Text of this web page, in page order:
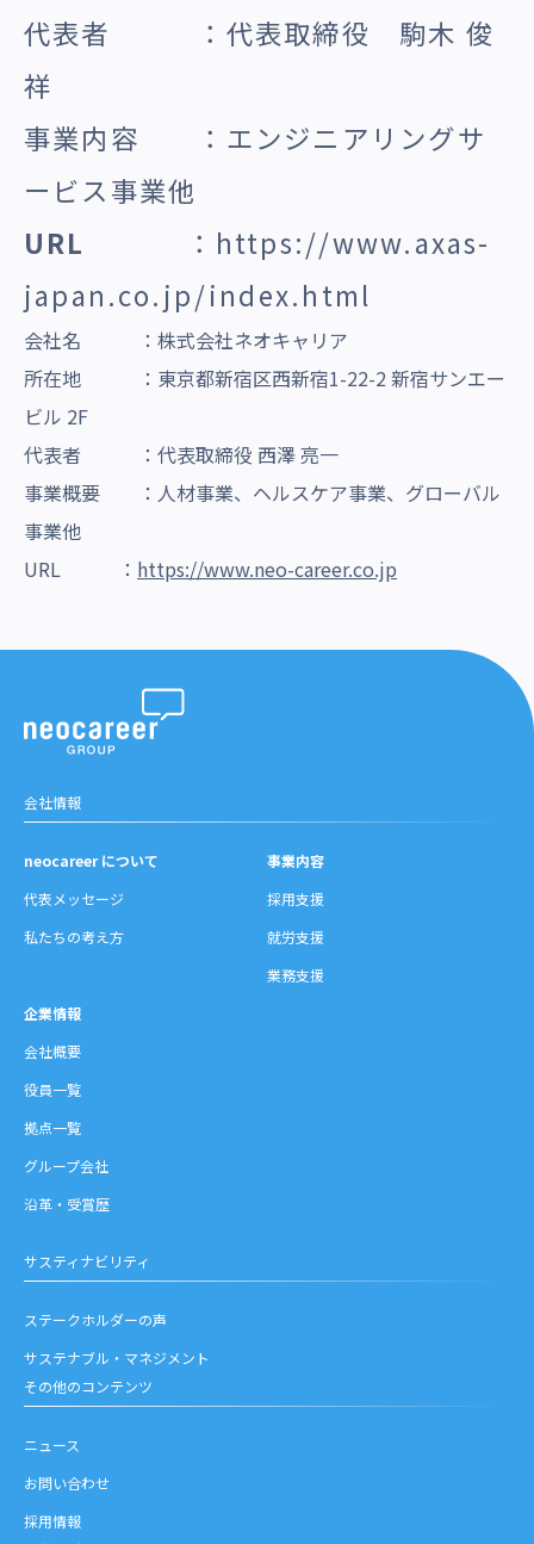
代表者 ：代表取締役 駒木 俊
祥
事業内容 ：エンジニアリングサ
ービス事業他
URL
： https://www.axas-
japan.co.jp/index.html
会社名 ：株式会社ネオキャリア
所在地 ：東京都新宿区西新宿1-22-2 新宿サンエー
ビル 2F
代表者 ：代表取締役 西澤 亮一
事業概要 ：人材事業、ヘルスケア事業、グローバル
事業他
URL ： https://www.neo-career.co.jp
会社情報
neocareer について
代表メッセージ
私たちの考え方
事業内容
採用支援
就労支援
業務支援
企業情報
会社概要
役員一覧
拠点一覧
グループ会社
沿革・受賞歴
サスティナビリティ
ステークホルダーの声
サステナブル・マネジメント
その他のコンテンツ
ニュース
お問い合わせ
採用情報